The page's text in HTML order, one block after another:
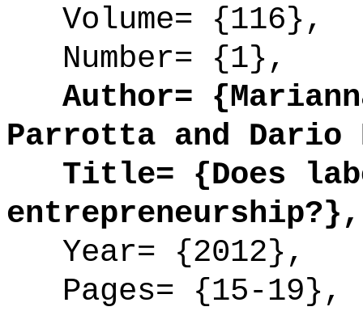
Volume= {116},
Number= {1},
Author=
Parrotta and
Title= {Does
entrepreneurship?},
Year= {2012},
Pages= {15-19},